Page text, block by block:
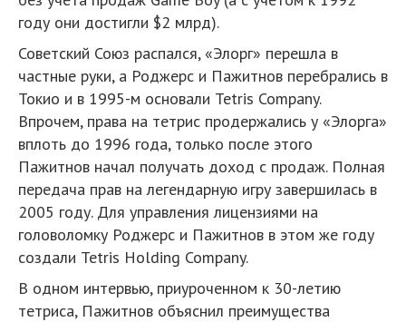
году они достигли $2 млрд).
Советский Союз распался, «Элорг» перешла в
частные руки, а Роджерс и Пажитнов перебрались в
Токио и в 1995-м основали Tetris Company.
Впрочем, права на тетрис продержались у «Элорга»
вплоть до 1996 года, только после этого
Пажитнов начал получать доход с продаж. Полная
передача прав на легендарную игру завершилась в
2005 году. Для управления лицензиями на
головоломку Роджерс и Пажитнов в этом же году
создали Tetris Holding Company.
В одном интервью, приуроченном к 30-летию
тетриса, Пажитнов объяснил преимущества